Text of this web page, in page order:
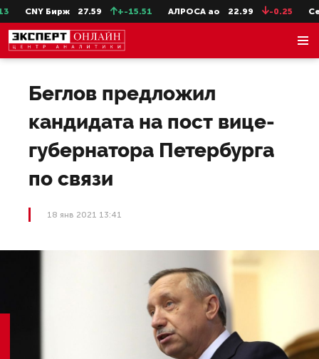
CNY Бирж 27.59 +-15.51 АЛРОСА ао 22.99 -0.25
Беглов предложил
кандидата на пост вице-
губернатора Петербурга
по связи
18 янв 2021 13:41